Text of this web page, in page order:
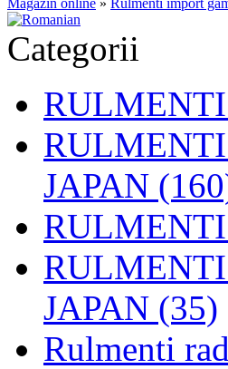
Magazin online » Rulmenti import
Categorii
JAPAN
JAPAN (35)
Rulmenti